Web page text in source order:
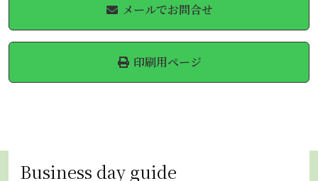
メールでお問合せ
印刷用ページ
Business day guide